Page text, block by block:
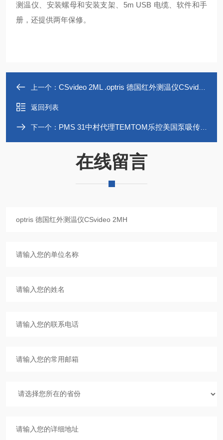
测温仪、安装螺母和安装支架、5m USB 电缆、软件和手
册，还提供两年保修。
上一个： CSvideo 2ML .optris 德国红外测温仪CSvideo 2ML
返回列表
下一个： PMS 31中村代理TEMTOM乐控美国泵吸传感器
在线留言